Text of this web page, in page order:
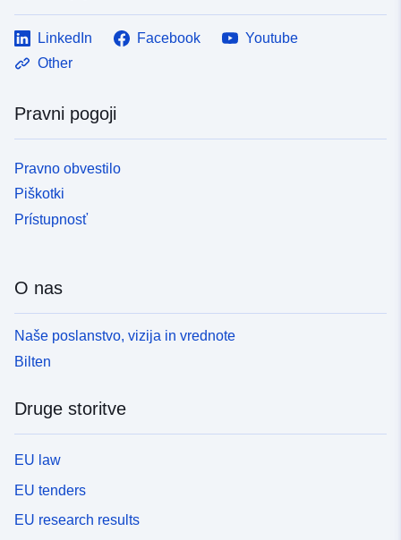
LinkedIn Facebook
Youtube
Other
Pravni pogoji
Pravno obvestilo
Piškotki
Prístupnosť
O nas
Naše poslanstvo, vizija in vrednote
Bilten
Druge storitve
EU law
EU tenders
EU research results